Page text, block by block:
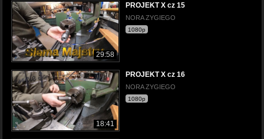
29:58
PROJEKT X cz 15
NORA ZYGIEGO
1080p
18:41
PROJEKT X cz 16
NORA ZYGIEGO
1080p